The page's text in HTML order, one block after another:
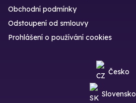
Obchodní podmínky
Odstoupení od smlouvy
Prohlášení o používání cookies
Česko
Slovensko